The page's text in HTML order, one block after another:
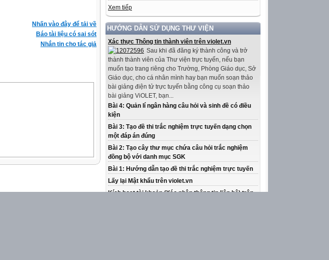
Xem tiếp
HƯỚNG DẪN SỬ DỤNG THƯ VIỆN
Xác thực Thông tin thành viên trên violet.vn
Sau khi đã đăng ký thành công và trở
thành thành viên của Thư viện trực tuyến, nếu bạn
muốn tạo trang riêng cho Trường, Phòng Giáo dục, Sở
Giáo dục, cho cá nhân mình hay bạn muốn soạn thảo
bài giảng điện tử trực tuyến bằng công cụ soạn thảo
bài giảng ViOLET, bạn...
Bài 4: Quản lí ngân hàng câu hỏi và sinh đề có điều
kiện
Bài 3: Tạo đề thi trắc nghiệm trực tuyến dạng chọn
một đáp án đúng
Bài 2: Tạo cây thư mục chứa câu hỏi trắc nghiệm
đồng bộ với danh mục SGK
Bài 1: Hướng dẫn tạo đề thi trắc nghiệm trực tuyến
Lấy lại Mật khẩu trên violet.vn
Kích hoạt tài khoản (Xác nhận thông tin liên hệ) trên
Nhấn vào đây để tải về
Báo tài liệu có sai sót
Nhắn tin cho tác giả